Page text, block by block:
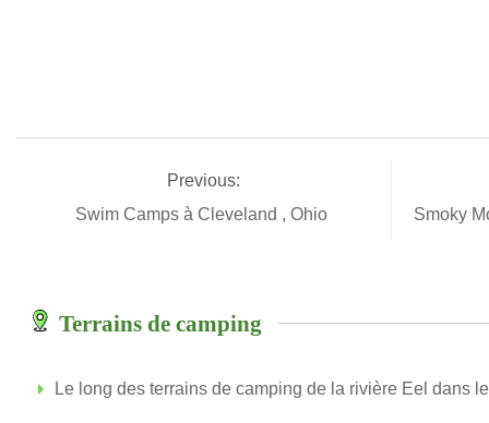
Previous:
Swim Camps à Cleveland , Ohio
Smoky
Terrains de camping
Le long des terrains de camping de la rivière Eel dans